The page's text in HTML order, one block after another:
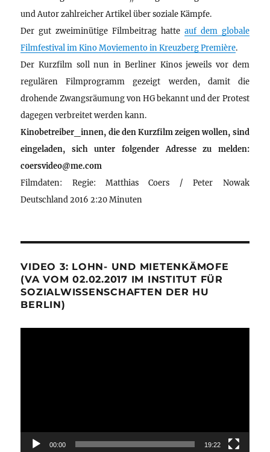
und Autor zahlreicher Artikel über soziale Kämpfe.
Der gut zweiminütige Filmbeitrag hatte auf dem globale
Filmfestival im Kino Moviemento in Kreuzberg Première.
Der Kurzfilm soll nun in Berliner Kinos jeweils vor dem
regulären Filmprogramm gezeigt werden, damit die
drohende Zwangsräumung von HG bekannt und der Protest
dagegen verbreitet werden kann.
Kinobetreiber_innen, die den Kurzfilm zeigen wollen, sind
eingeladen, sich unter folgender Adresse zu melden:
coersvideo@me.com
Filmdaten: Regie: Matthias Coers / Peter Nowak
Deutschland 2016 2:20 Minuten
VIDEO 3: LOHN- UND MIETENKÄMOFE
(VA VOM 02.02.2017 IM INSTITUT FÜR
SOZIALWISSENSCHAFTEN DER HU
BERLIN)
00:00 19:22